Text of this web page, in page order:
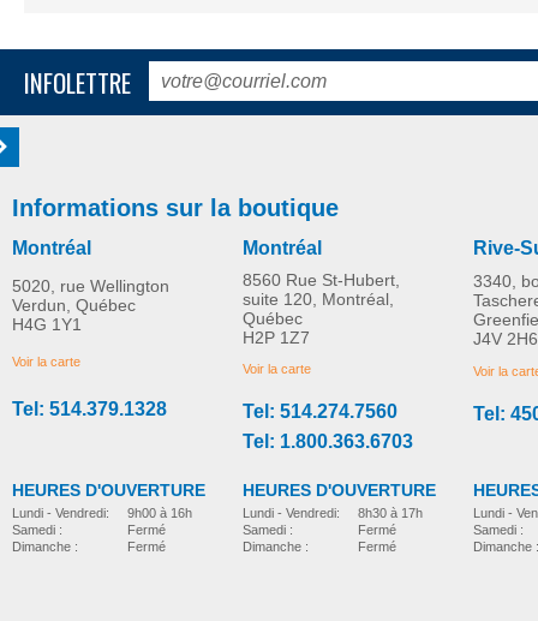
INFOLETTRE
Informations sur la boutique
Montréal
5020, rue Wellington
Verdun, Québec
H4G 1Y1
Voir la carte
Tel: 514.379.1328
HEURES D'OUVERTURE
Lundi - Vendredi:
Samedi :
Dimanche :
9h00 à 16h
Fermé
Fermé
Montréal
8560 Rue St-Hubert,
suite 120, Montréal,
Québec
H2P 1Z7
Voir la carte
Tel: 514.274.7560
Tel: 1.800.363.6703
HEURES D'OUVERTURE
Lundi - Vendredi:
Samedi :
Dimanche :
8h30 à 17h
Fermé
Fermé
Rive-
3340,
J4V 2H6
Voir la
Tel:
Lundi -
Samedi :
Dimanche :